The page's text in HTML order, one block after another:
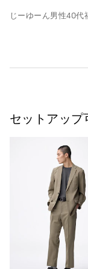
じーゆーん男性40代
セットアップ